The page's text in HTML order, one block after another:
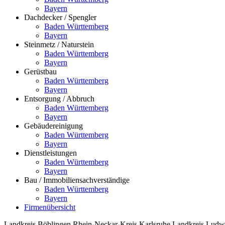
Bayern
Dachdecker / Spengler
Baden Württemberg
Bayern
Steinmetz / Naturstein
Baden Württemberg
Bayern
Gerüstbau
Baden Württemberg
Bayern
Entsorgung / Abbruch
Baden Württemberg
Bayern
Gebäudereinigung
Baden Württemberg
Bayern
Dienstleistungen
Baden Württemberg
Bayern
Bau / Immobiliensachverständige
Baden Württemberg
Bayern
Firmenübersicht